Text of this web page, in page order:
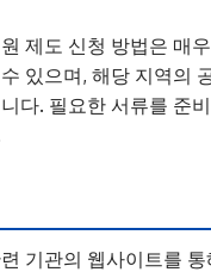
제도 신청 방법은 매
있으며, 해당 지역의
다. 필요한 서류를 준
기관의 웹사이트를